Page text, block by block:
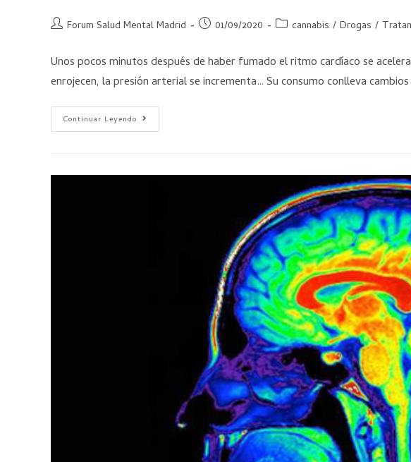
Forum Salud Mental Madrid 01/09/2020 cannabis / Drogas /
Unos pocos minutos después de haber fumado el ritmo cardíaco se
enrojecen, la presión arterial se incrementa… Su consumo conlleva
Continuar Leyendo